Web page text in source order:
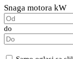
Snaga motora kW
do